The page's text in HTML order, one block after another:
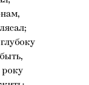
року